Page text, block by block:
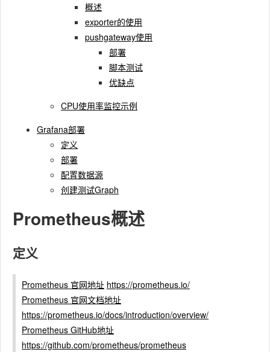
概述
exporter的使用
pushgateway使用
部署
脚本测试
优缺点
CPU使用率监控示例
Grafana部署
定义
部署
配置数据源
创建测试Graph
Prometheus概述
定义
Prometheus 官网地址 https://prometheus.io/
Prometheus 官网文档地址
https://prometheus.io/docs/introduction/overview/
Prometheus GitHub地址
https://github.com/prometheus/prometheus